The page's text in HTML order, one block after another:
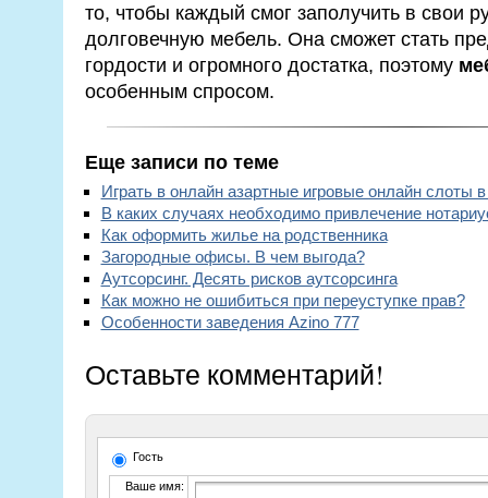
то, чтобы каждый смог заполучить в свои
долговечную мебель. Она сможет стать
гордости и огромного достатка, поэтому
особенным спросом.
Еще записи по теме
Играть в онлайн азартные игровые онлайн слоты
В каких случаях необходимо привлечение
Как оформить жилье на родственника
Загородные офисы. В чем выгода?
Аутсорсинг. Десять рисков аутсорсинга
Как можно не ошибиться при переуступке прав?
Особенности заведения Azino 777
Оставьте комментарий!
Гость
Ваше имя: